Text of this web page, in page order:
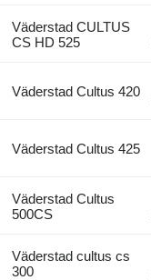
Väderstad CULTUS
CS HD 525
Väderstad Cultus 420
Väderstad Cultus 425
Väderstad Cultus
500CS
Väderstad cultus cs
300